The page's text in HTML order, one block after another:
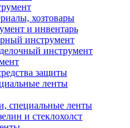
хозтовары
и инвентарь
инструмент
инструмент
защиты
ленты
специальные ленты
и стеклохолст